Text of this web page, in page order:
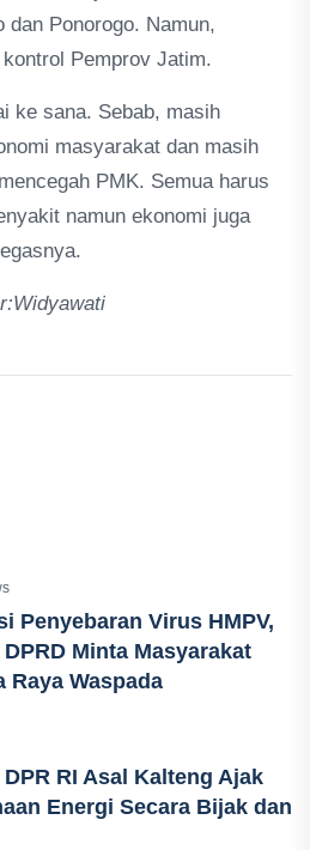
dan Ponorogo. Namun,
Pemprov Jatim.
ke sana. Sebab, masih
masyarakat dan masih
PMK. Semua harus
namun ekonomi juga
Penyebaran Virus HMPV,
Minta Masyarakat
Raya Waspada
RI Asal Kalteng Ajak
Energi Secara Bijak dan